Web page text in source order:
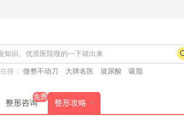
搜： 微整不动刀 大牌名医 玻尿酸 吸脂
整形咨询
免费
整形攻略